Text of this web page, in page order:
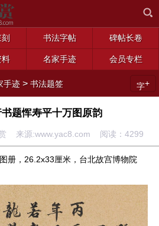
刻 书法字帖 碑帖长卷
料 名家手迹 会员专栏
手迹 >书法题签 字+
题恽寿平十万图原韵
来源:www.yac8.com 阅读： 4299
册，26.2x33厘米，台北故宫博物院